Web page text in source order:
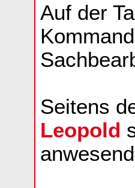
Auf der
Seitens
Leopold